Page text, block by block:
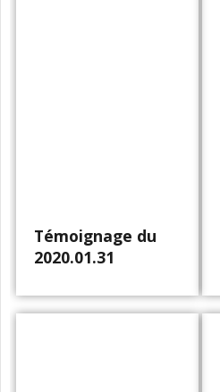
Témoignage du
2020.01.31